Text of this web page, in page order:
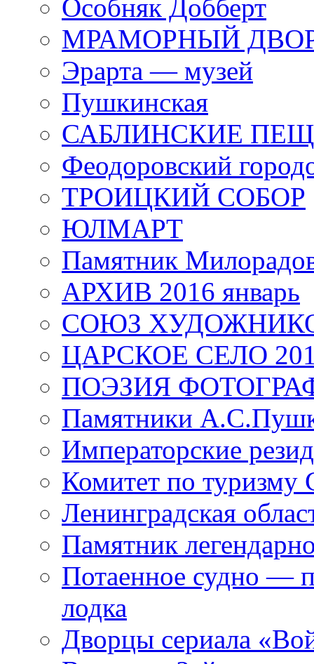
Особняк Добберт
МРАМОРНЫЙ
Эрарта — музей
Пушкинская
САБЛИНСКИЕ
Феодоровский
ТРОИЦКИЙ СОБОР
ЮЛМАРТ
Памятник
АРХИВ 2016 январь
СОЮЗ
ЦАРСКОЕ СЕЛО
ПОЭЗИЯ
Памятники
Императорские
Комитет по туризму
Ленинградская
Памятник
Потаенное судно —
лодка
Дворцы сериала